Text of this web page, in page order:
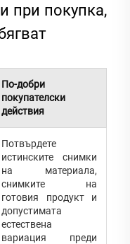
при покупка,
По-добри
покупателски
действия
Потвърдете
истинските снимки
на материала,
снимките на
готовия продукт и
допустимата
естествена
вариация преди